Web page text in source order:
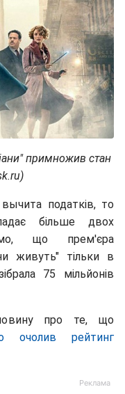
примножив стан
податків, то
більше двох
що прем'єра
живуть" тільки в
75 мільйонів
про те, що
очолив рейтинг